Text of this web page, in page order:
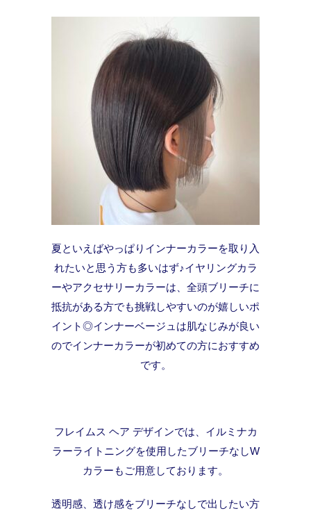
夏といえばやっぱりインナーカラーを取り入
れたいと思う方も多いはず♪イヤリングカラ
ーやアクセサリーカラーは、全頭ブリーチに
抵抗がある方でも挑戦しやすいのが嬉しいポ
イント◎インナーベージュは肌なじみが良い
のでインナーカラーが初めての方におすすめ
です。
フレイムス ヘア デザインでは、イルミナカ
ラーライトニングを使用したブリーチなしW
カラーもご用意しております。
透明感、透け感をブリーチなしで出したい方